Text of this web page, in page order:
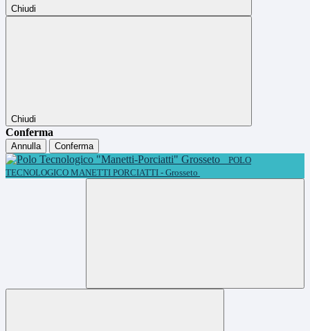
Chiudi
Chiudi
Conferma
Annulla
Conferma
POLO
TECNOLOGICO MANETTI PORCIATTI - Grosseto